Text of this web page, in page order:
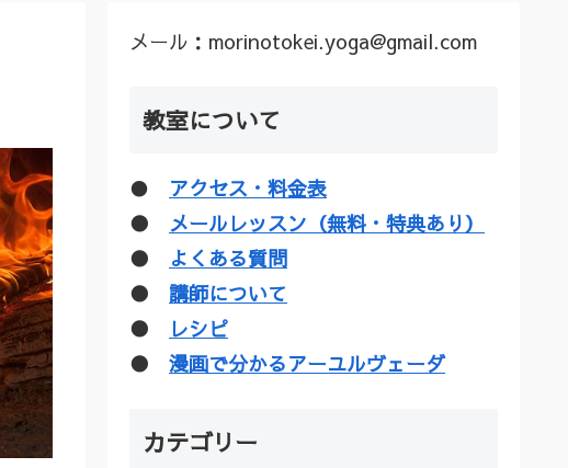
メール：morinotokei.yoga@gmail.com
教室について
● アクセス・料金表
● メールレッスン（無料・特典あり）
●
よくある質問
● 講師について
●
レシピ
● 漫画で分かるアーユルヴェーダ
カテゴリー